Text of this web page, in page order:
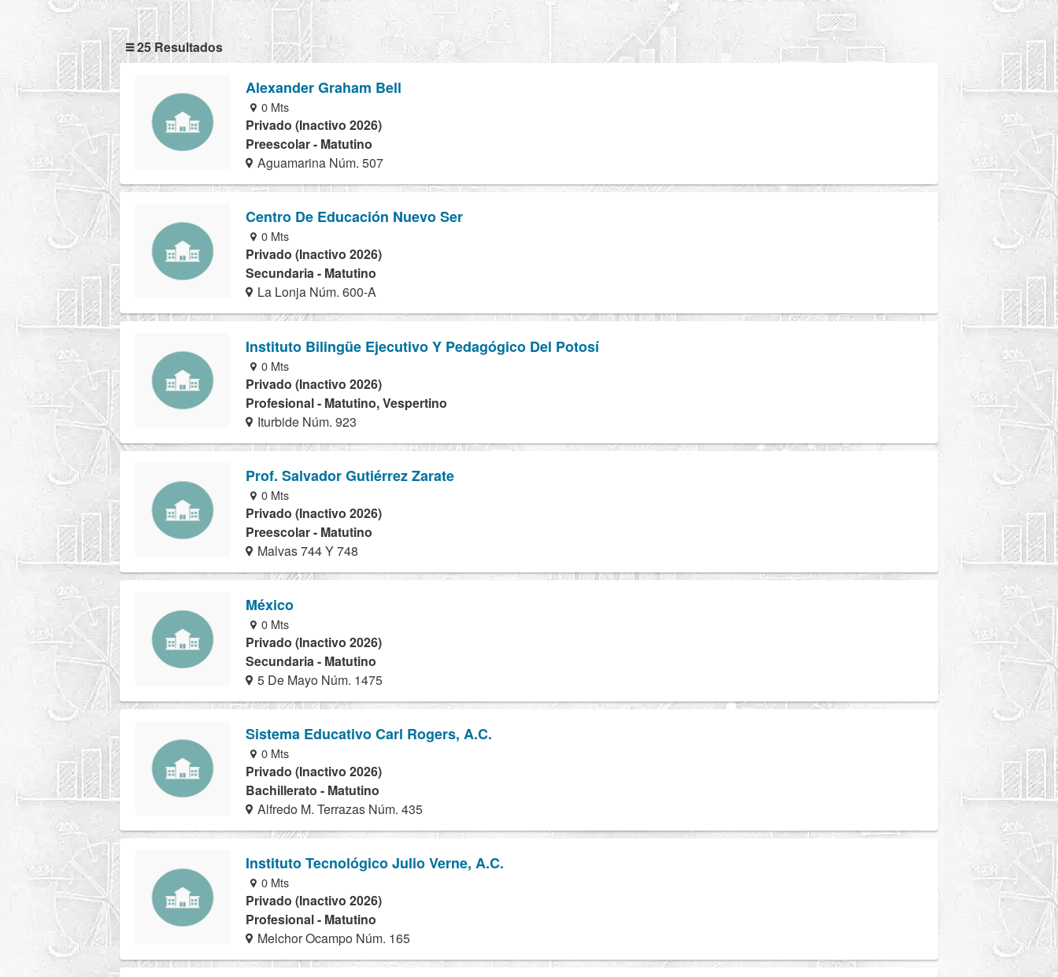
25 Resultados
Alexander Graham Bell
0 Mts
Privado (Inactivo 2026)
Preescolar - Matutino
Aguamarina Núm. 507
Centro De Educación Nuevo Ser
0 Mts
Privado (Inactivo 2026)
Secundaria - Matutino
La Lonja Núm. 600-A
Instituto Bilingüe Ejecutivo Y Pedagógico Del Potosí
0 Mts
Privado (Inactivo 2026)
Profesional - Matutino, Vespertino
Iturbide Núm. 923
Prof. Salvador Gutiérrez Zarate
0 Mts
Privado (Inactivo 2026)
Preescolar - Matutino
Malvas 744 Y 748
México
0 Mts
Privado (Inactivo 2026)
Secundaria - Matutino
5 De Mayo Núm. 1475
Sistema Educativo Carl Rogers, A.C.
0 Mts
Privado (Inactivo 2026)
Bachillerato - Matutino
Alfredo M. Terrazas Núm. 435
Instituto Tecnológico Julio Verne, A.C.
0 Mts
Privado (Inactivo 2026)
Profesional - Matutino
Melchor Ocampo Núm. 165